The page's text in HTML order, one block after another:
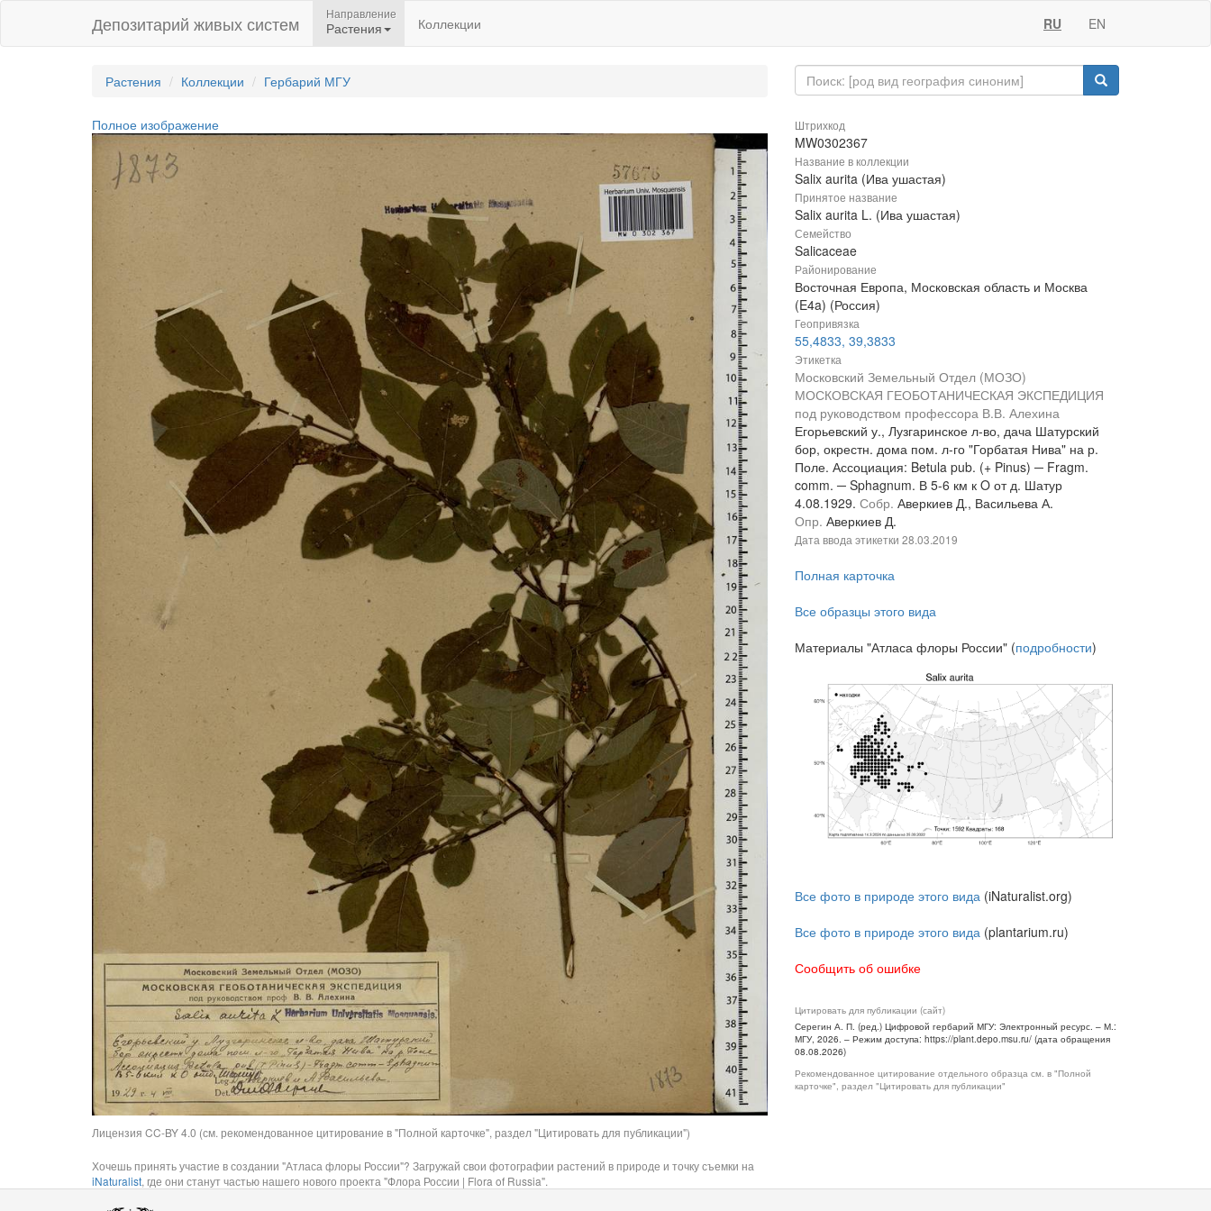
Депозитарий живых систем Направление
Растения Коллекции RU EN
Растения Коллекции Гербарий МГУ
Полное изображение
Лицензия CC-BY 4.0 (см. рекомендованное цитирование в "Полной карточке", раздел "Цитировать для публикации")
Хочешь принять участие в создании "Атласа флоры России"? Загружай свои фотографии растений в природе и точку съемки на
iNaturalist, где они станут частью нашего нового проекта "Флора России | Flora of Russia".
Штрихкод
MW0302367
Название в коллекции
Salix aurita (Ива ушастая)
Принятое название
Salix aurita L. (Ива ушастая)
Семейство
Salicaceae
Районирование
Восточная Европа, Московская область и Москва
(E4a) (Россия)
Геопривязка
55,4833, 39,3833
Этикетка
Московский Земельный Отдел (МОЗО)
МОСКОВСКАЯ ГЕОБОТАНИЧЕСКАЯ ЭКСПЕДИЦИЯ
под руководством профессора В.В. Алехина
Егорьевский у., Лузгаринское л-во, дача Шатурский
бор, окрестн. дома пом. л-го "Горбатая Нива" на р.
Поле. Ассоциация: Betula pub. (+ Pinus) ─ Fragm.
comm. ─ Sphagnum. В 5-6 км к O от д. Шатур
4.08.1929. Собр. Аверкиев Д., Васильева А.
Опр. Аверкиев Д.
Дата ввода этикетки 28.03.2019
Полная карточка
Все образцы этого вида
Материалы "Атласа флоры России" (подробности)
Все фото в природе этого вида (iNaturalist.org)
Все фото в природе этого вида (plantarium.ru)
Сообщить об ошибке
Цитировать для публикации (сайт)
Серегин А. П. (ред.) Цифровой гербарий МГУ: Электронный ресурс. – М.:
МГУ, 2026. – Режим доступа: https://plant.depo.msu.ru/ (дата обращения
08.08.2026)
Рекомендованное цитирование отдельного образца см. в "Полной
карточке", раздел "Цитировать для публикации"